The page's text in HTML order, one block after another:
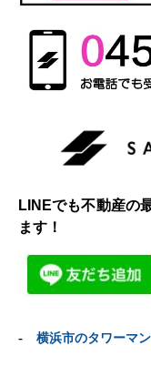
LINEでも不動産の
ます！
- 横浜市のタワーマ